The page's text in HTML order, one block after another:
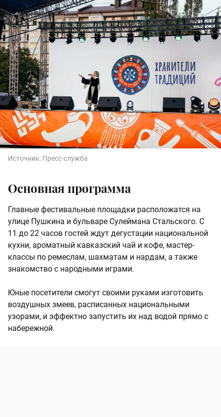
Источник: Пресс-служба
Основная программа
Главные фестивальные площадки расположатся на
улице Пушкина и бульваре Сулеймана Стальского. С
11 до 22 часов гостей ждут дегустации национальной
кухни, ароматный кавказский чай и кофе, мастер-
классы по ремеслам, шахматам и нардам, а также
знакомство с народными играми.
Юные посетители смогут своими руками изготовить
воздушных змеев, расписанных национальными
узорами, и эффектно запустить их над водой прямо с
набережной.